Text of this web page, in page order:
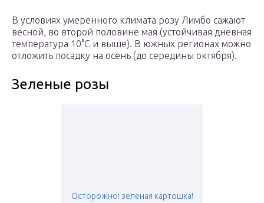
В условиях умеренного климата розу Лимбо сажают
весной, во второй половине мая (устойчивая дневная
температура 10°C и выше). В южных регионах можно
отложить посадку на осень (до середины октября).
Зеленые розы
Осторожно! зеленая картошка!